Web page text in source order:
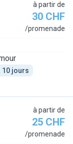
à partir de
30 CHF
/promenade
10 jours
à partir de
25 CHF
/promenade